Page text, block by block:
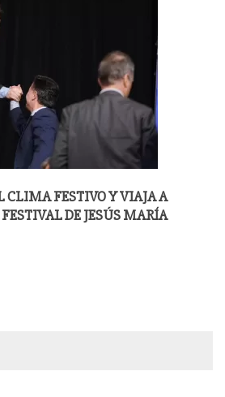
FESTIVO Y VIAJA A
FESTIVAL DE JESÚS MARÍA